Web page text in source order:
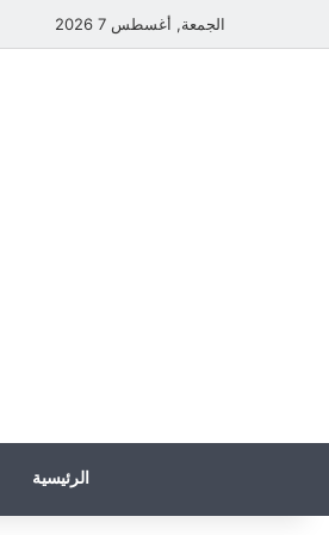
الجمعة, أغسطس 7 2026
الرئيسية